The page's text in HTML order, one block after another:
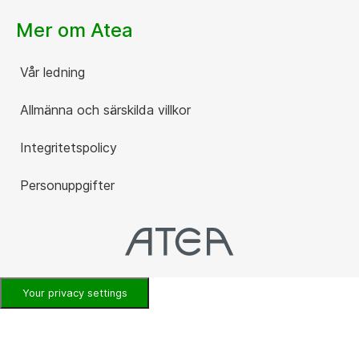
Mer om Atea
Vår ledning
Allmänna och särskilda villkor
Integritetspolicy
Personuppgifter
Your privacy settings